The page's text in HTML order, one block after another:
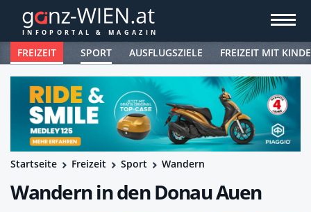
FREIZEIT SPORT AUSFLUGSZIELE FREIZEIT MIT
Startseite Freizeit Sport Wandern
Wandern in den Donau Auen